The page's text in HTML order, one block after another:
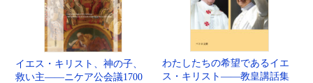
イエス・キリスト、神の子、
救い主――ニケア公会議1700
わたしたちの希望であるイエ
ス・キリスト――教皇講話集